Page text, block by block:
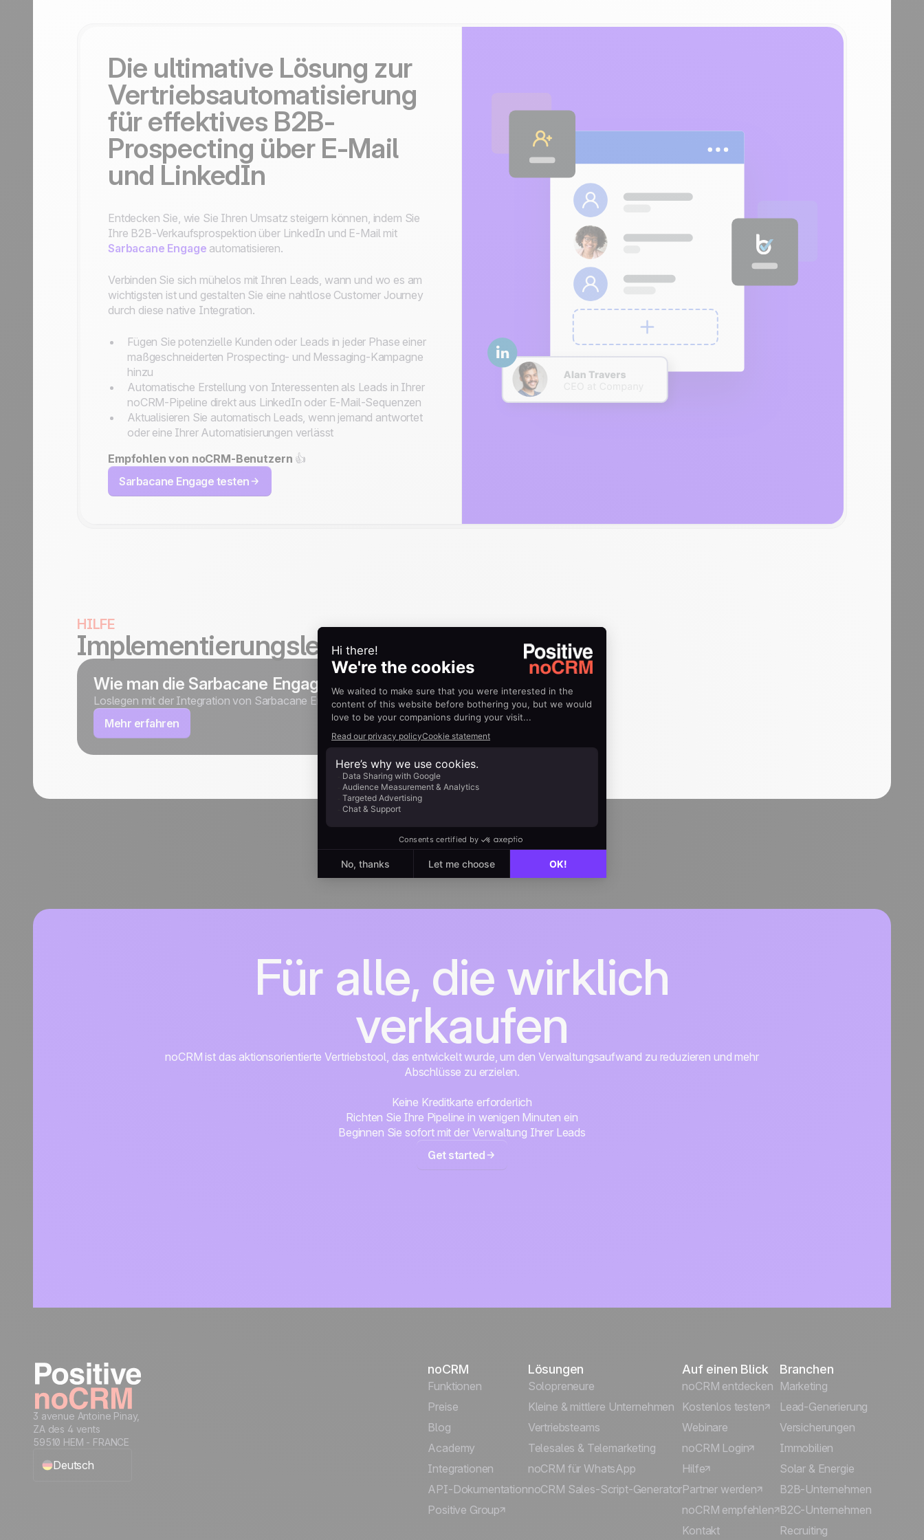
Die ultimative Lösung zur
Vertriebsautomatisierung
für effektives B2B-
Prospecting über E-Mail
und LinkedIn
Entdecken Sie, wie Sie Ihren Umsatz steigern können, indem Sie
Ihre B2B-Verkaufsprospektion über LinkedIn und E-Mail mit
Sarbacane Engage automatisieren.
Verbinden Sie sich mühelos mit Ihren Leads, wann und wo es am
wichtigsten ist und gestalten Sie eine nahtlose Customer Journey
durch diese native Integration.
Fügen Sie potenzielle Kunden oder Leads in jeder Phase einer
maßgeschneiderten Prospecting- und Messaging-Kampagne
hinzu
Automatische Erstellung von Interessenten als Leads in Ihrer
noCRM-Pipeline direkt aus LinkedIn oder E-Mail-Sequenzen
Aktualisieren Sie automatisch Leads, wenn jemand antwortet
oder eine Ihrer Automatisierungen verlässt
Empfohlen von noCRM-Benutzern 👍
Sarbacane Engage testen
HILFE
Implementierungsleitfäden
Wie man die Sarbacane Engage noCRM-Integration verwendet
Loslegen mit der Integration von Sarbacane Engage
Mehr erfahren
Für alle, die wirklich
verkaufen
noCRM ist das aktionsorientierte Vertriebstool, das entwickelt wurde, um den Verwaltungsaufwand zu reduzieren und mehr
Abschlüsse zu erzielen.
Keine Kreditkarte erforderlich
Richten Sie Ihre Pipeline in wenigen Minuten ein
Beginnen Sie sofort mit der Verwaltung Ihrer Leads
Get started
3 avenue Antoine Pinay,
ZA des 4 vents
59510 HEM - FRANCE
Deutsch
noCRM
Funktionen
Preise
Blog
Academy
Integrationen
API-Dokumentation
Positive Group
Lösungen
Solopreneure
Kleine & mittlere Unternehmen
Vertriebsteams
Telesales & Telemarketing
noCRM für WhatsApp
noCRM Sales-Script-Generator
Auf einen Blick
noCRM entdecken
Kostenlos testen
Webinare
noCRM Login
Hilfe
Partner werden
noCRM empfehlen
Kontakt
Branchen
Marketing
Lead-Generierung
Versicherungen
Immobilien
Solar & Energie
B2B-Unternehmen
B2C-Unternehmen
Recruiting